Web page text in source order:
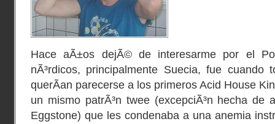
Hace aÃ±os dejÃ© de interesarme por el
nÃ³rdicos, principalmente Suecia, fue
querÃ­an parecerse a los primeros Acid House
un mismo patrÃ³n twee (excepciÃ³n hecha de
Eggstone) que les condenaba a una anemia